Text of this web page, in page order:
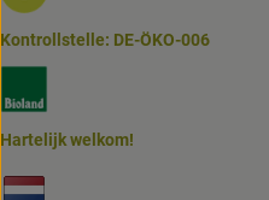
Kontrollstelle: DE-ÖKO-006
Hartelijk welkom!